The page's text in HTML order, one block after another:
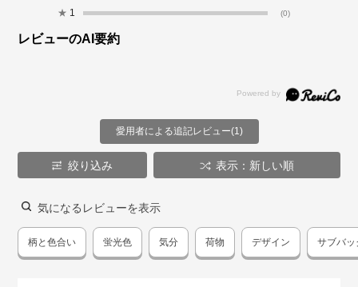
★ 1 (0)
レビューのAI要約
愛用者による追記レビュー(1)
絞り込み 表示：新しい順
気になるレビューを表示
柄と色合い 蛍光色 気分 荷物 デザイン サブバッ